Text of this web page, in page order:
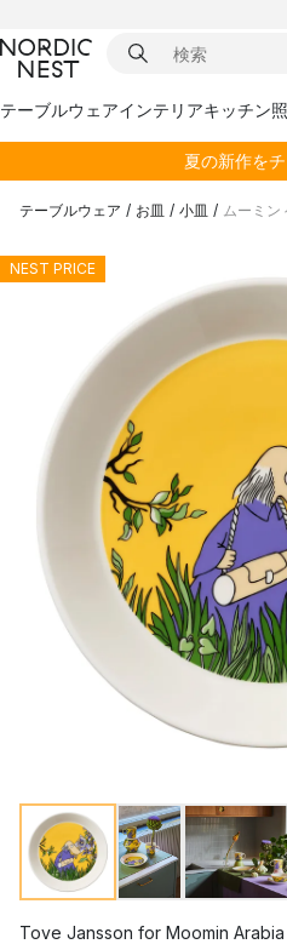
テーブルウェアインテリアキッチン
夏の新作を
テーブルウェア / お皿 / 小皿 / ムーミン
NEST PRICE
Tove Jansson for Moomin Arabia